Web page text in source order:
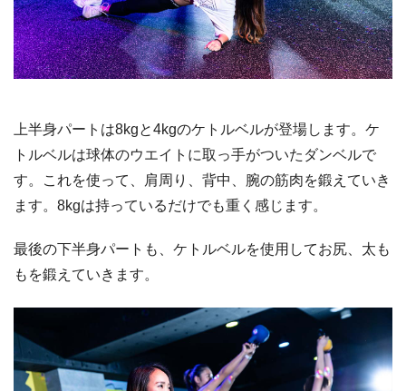
上半身パートは8kgと4kgのケトルベルが登場します。ケ
トルベルは球体のウエイトに取っ手がついたダンベルで
す。これを使って、肩周り、背中、腕の筋肉を鍛えていき
ます。8kgは持っているだけでも重く感じます。
最後の下半身パートも、ケトルベルを使用してお尻、太も
もを鍛えていきます。